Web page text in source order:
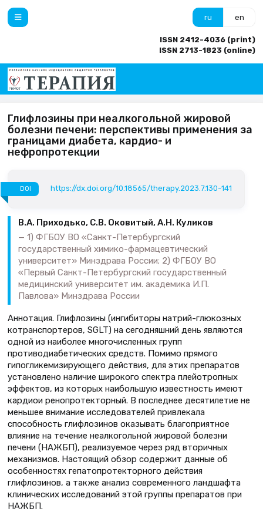
ru en
ISSN 2412-4036 (print)
ISSN 2713-1823 (online)
Глифлозины при неалкогольной жировой
болезни печени: перспективы применения за
границами диабета, кардио- и
нефропротекции
DOI https://dx.doi.org/10.18565/therapy.2023.7.130-141
В.А. Приходько, С.В. Оковитый, А.Н. Куликов
1) ФГБОУ ВО «Санкт-Петербургский
государственный химико-фармацевтический
университет» Минздрава России; 2) ФГБОУ ВО
«Первый Санкт-Петербургский государственный
медицинский университет им. академика И.П.
Павлова» Минздрава России
Аннотация. Глифлозины (ингибиторы натрий-глюкозных
котранспортеров, SGLT) на сегодняшний день являются
одной из наиболее многочисленных групп
противодиабетических средств. Помимо прямого
гипогликемизирующего действия, для этих препаратов
установлено наличие широкого спектра плейотропных
эффектов, из которых наибольшую известность имеют
кардиои ренопротекторный. В последнее десятилетие не
меньшее внимание исследователей привлекала
способность глифлозинов оказывать благоприятное
влияние на течение неалкогольной жировой болезни
печени (НАЖБП), реализуемое через ряд вторичных
механизмов. Настоящий обзор содержит данные об
особенностях гепатопротекторного действия
глифлозинов, а также анализ современного ландшафта
клинических исследований этой группы препаратов при
НАЖБП.